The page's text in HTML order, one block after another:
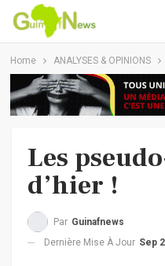
Home ANALYSES & OPINIONS
Les
d’hier !
Par Guinafnews
Dernière Mise À Jour Sep